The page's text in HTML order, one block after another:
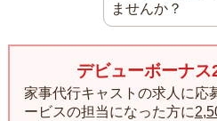
ませんか？
デビューボーナス
家事代行キャストの求人に応
ービスの担当になった方に